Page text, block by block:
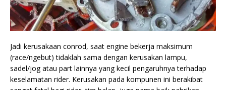
Jadi kerusakaan conrod, saat engine bekerja maksimum
(race/ngebut) tidaklah sama dengan kerusakan lampu,
sadel/jog atau part lainnya yang kecil pengaruhnya terhadap
keselamatan rider. Kerusakan pada kompunen ini berakibat